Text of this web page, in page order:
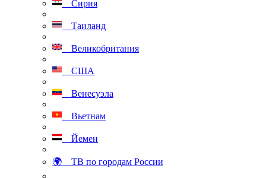
Сирия
Таиланд
Великобритания
США
Венесуэла
Вьетнам
Йемен
🌍 ТВ по городам России